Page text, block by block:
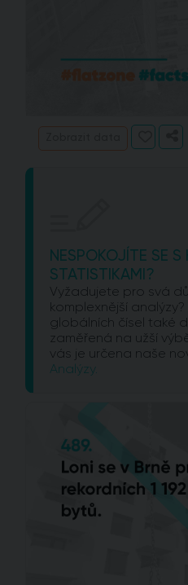
NESPOKOJÍTE SE S
STATISTIKAMI?
Vyžadujete pro svá
komplexnější
globálních čísel také
zaměřená na užší
vás je určena naše
Analýzy.